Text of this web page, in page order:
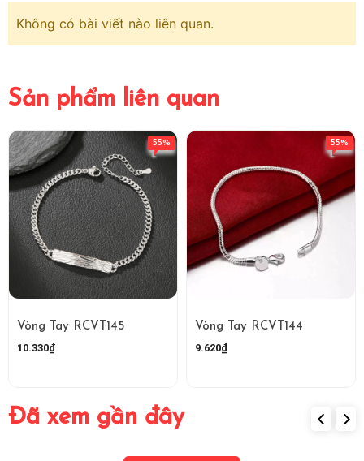
Không có bài viết nào liên quan.
Sản phẩm liên quan
55%
Vòng Tay RCVT145
10.330₫
55%
Vòng Tay RCVT144
9.620₫
Đã xem gần đây